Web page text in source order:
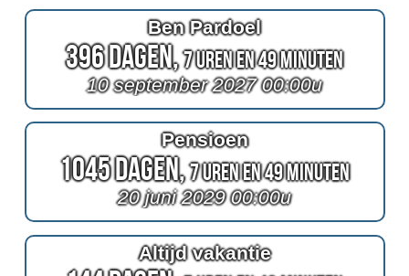
Ben Pardoel
396 Dagen,7 Uren en 49 Minuten
10 september 2027 00:00u
Pensioen
1045 Dagen,7 Uren en 49 Minuten
20 juni 2029 00:00u
Altijd vakantie